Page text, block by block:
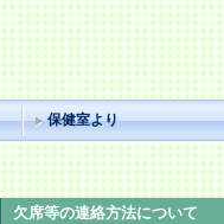
保健室より
欠席等の連絡方法について